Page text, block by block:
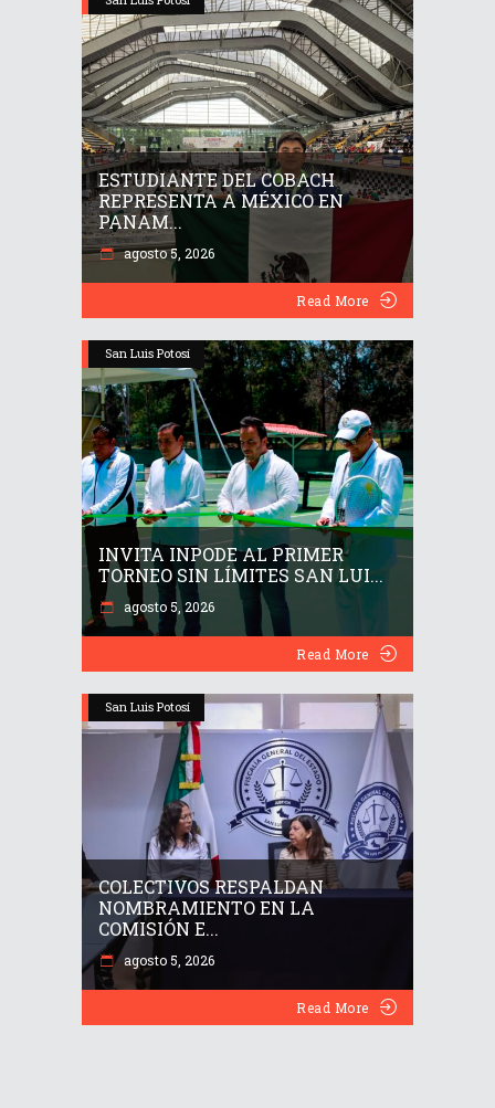
ESTUDIANTE DEL COBACH
REPRESENTA A MÉXICO EN
PANAM...
agosto 5, 2026
Read More
San Luis Potosí
INVITA INPODE AL PRIMER
TORNEO SIN LÍMITES SAN LUI...
agosto 5, 2026
Read More
San Luis Potosí
COLECTIVOS RESPALDAN
NOMBRAMIENTO EN LA
COMISIÓN E...
agosto 5, 2026
Read More